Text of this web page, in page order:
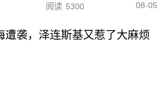
阅读 5300 08-05
遭袭，泽连斯基又惹了大麻烦